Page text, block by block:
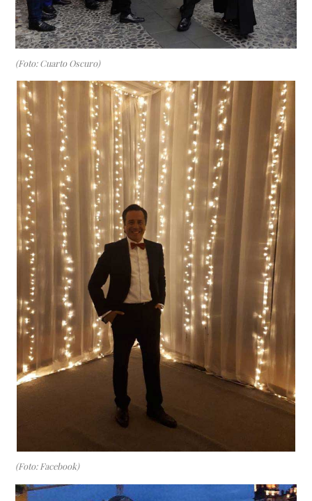
(Foto: Cuarto Oscuro)
(Foto: Facebook)